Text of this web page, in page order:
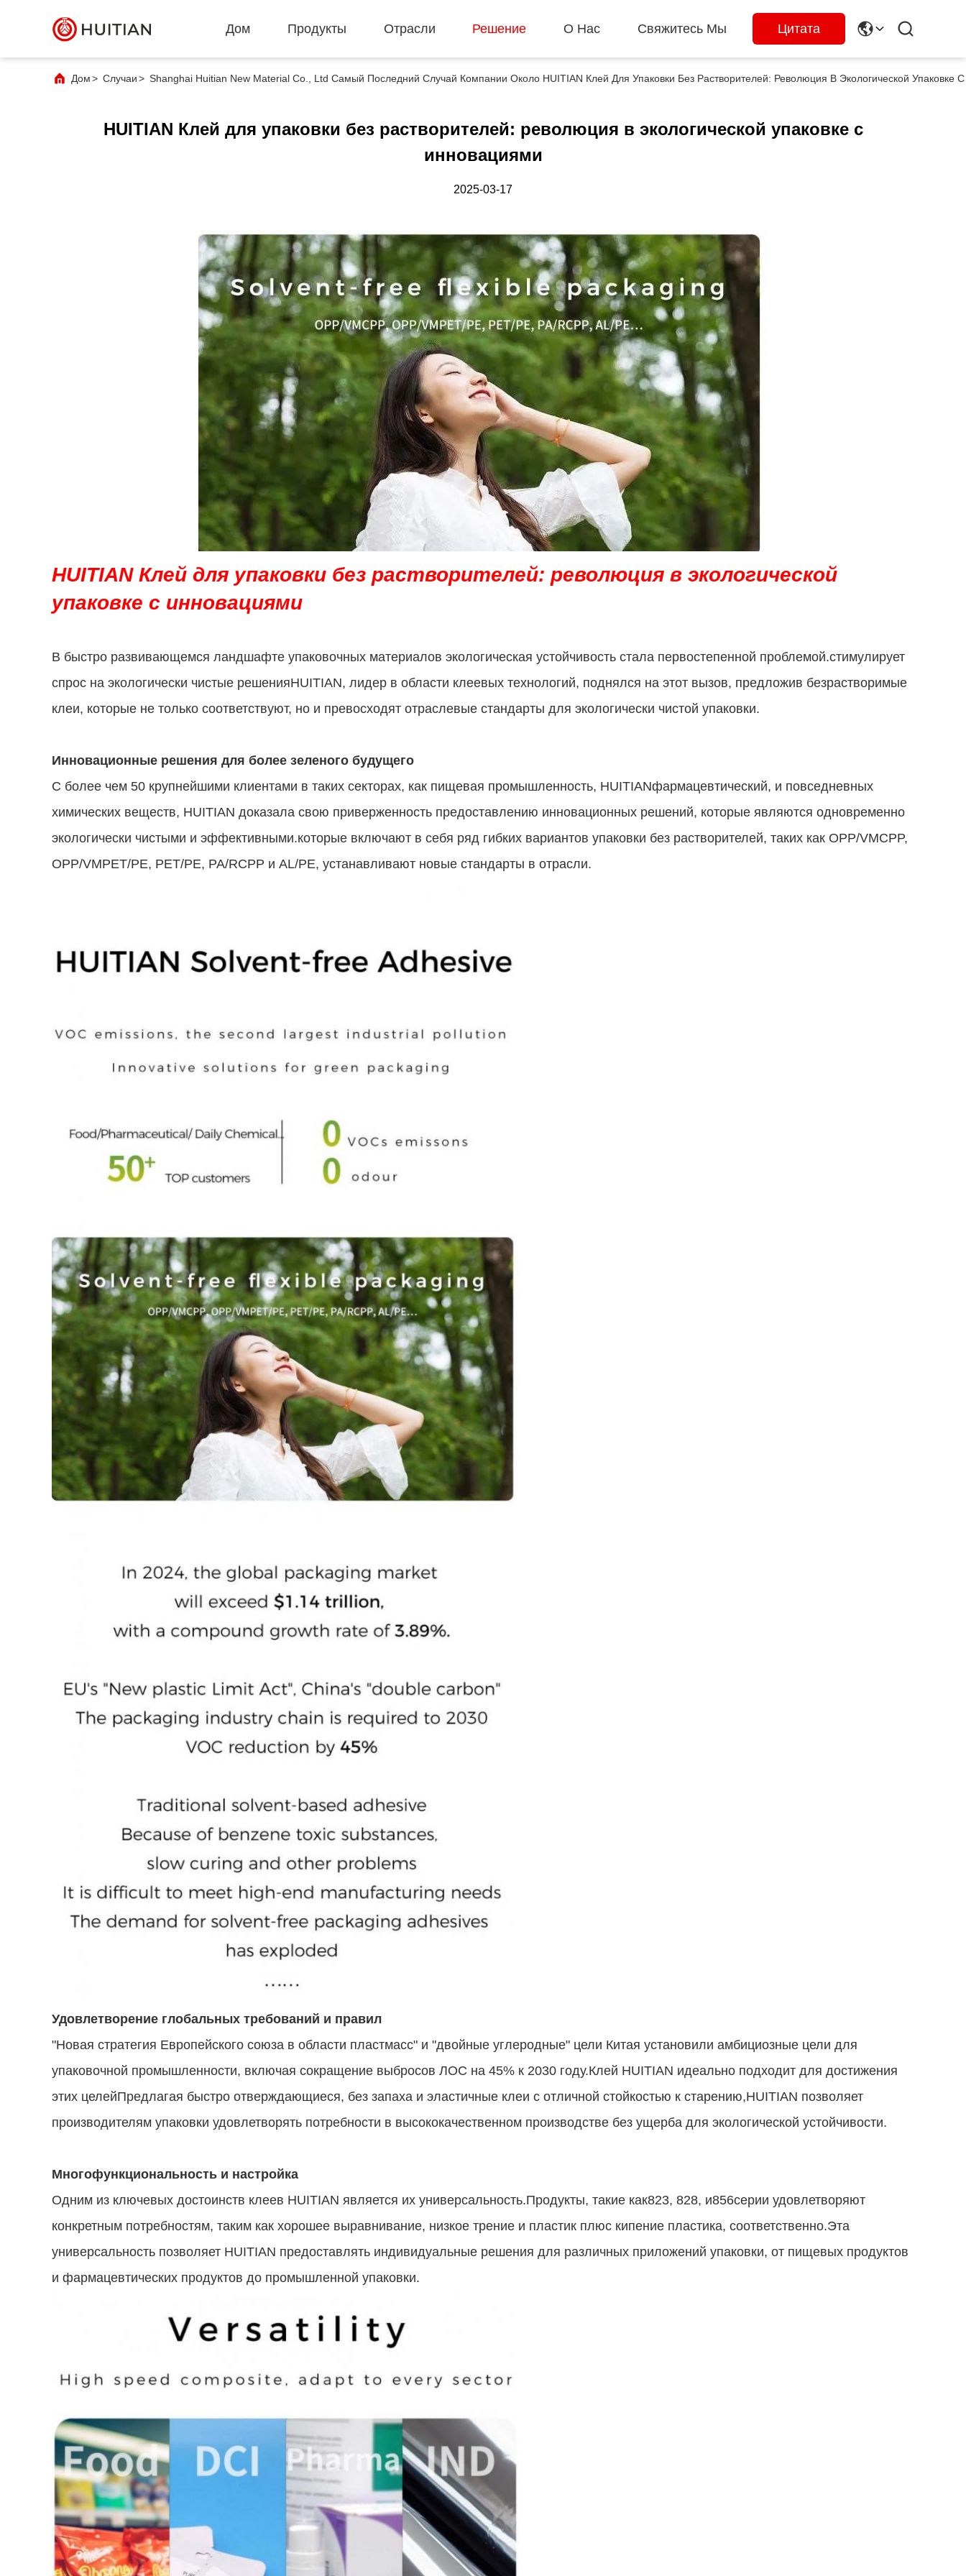
Дом Продукты Отрасли Решение О Нас Свяжитесь Мы Цитата
Дом> Случаи> Shanghai Huitian New Material Co., Ltd Самый Последний Случай Компании Около HUITIAN Клей Для Упаковки Без Растворителей: Революция В Экологической Упаковке
HUITIAN Клей для упаковки без растворителей: революция в экологической упаковке с
инновациями
2025-03-17
HUITIAN Клей для упаковки без растворителей: революция в экологической
упаковке с инновациями
В быстро развивающемся ландшафте упаковочных материалов экологическая устойчивость стала первостепенной проблемой.стимулирует
спрос на экологически чистые решенияHUITIAN, лидер в области клеевых технологий, поднялся на этот вызов, предложив безрастворимые
клеи, которые не только соответствуют, но и превосходят отраслевые стандарты для экологически чистой упаковки.
Инновационные решения для более зеленого будущего
С более чем 50 крупнейшими клиентами в таких секторах, как пищевая промышленность, HUITIANфармацевтический, и повседневных
химических веществ, HUITIAN доказала свою приверженность предоставлению инновационных решений, которые являются одновременно
экологически чистыми и эффективными.которые включают в себя ряд гибких вариантов упаковки без растворителей, таких как OPP/VMCPP,
OPP/VMPET/PE, PET/PE, PA/RCPP и AL/PE, устанавливают новые стандарты в отрасли.
Удовлетворение глобальных требований и правил
"Новая стратегия Европейского союза в области пластмасс" и "двойные углеродные" цели Китая установили амбициозные цели для
упаковочной промышленности, включая сокращение выбросов ЛОС на 45% к 2030 году.Клей HUITIAN идеально подходит для достижения
этих целейПредлагая быстро отверждающиеся, без запаха и эластичные клеи с отличной стойкостью к старению,HUITIAN позволяет
производителям упаковки удовлетворять потребности в высококачественном производстве без ущерба для экологической устойчивости.
Многофункциональность и настройка
Одним из ключевых достоинств клеев HUITIAN является их универсальность.Продукты, такие как823, 828, и856серии удовлетворяют
конкретным потребностям, таким как хорошее выравнивание, низкое трение и пластик плюс кипение пластика, соответственно.Эта
универсальность позволяет HUITIAN предоставлять индивидуальные решения для различных приложений упаковки, от пищевых продуктов
и фармацевтических продуктов до промышленной упаковки.